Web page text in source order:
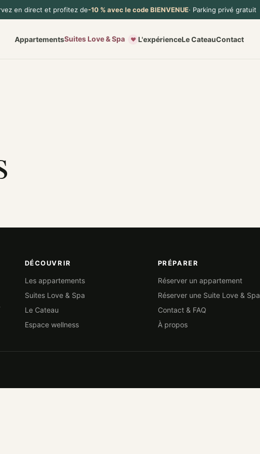
en direct et profitez de-10 % avec le code BIENVENUE· Parking privé gratuit
AppartementsSuites Love & Spa ♥ L'expérienceLe CateauContact
DÉCOUVRIR
Les appartements
Suites Love & Spa
Le Cateau
Espace wellness
PRÉPARER
Réserver un appartement
Réserver une Suite Love & Spa
Contact & FAQ
À propos